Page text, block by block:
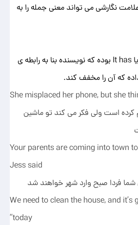
نگارشی می تواند معنی جمله را به
این لغت در اصل It isو یا It has بوده که نویسنده بنا به رابطه ی
که آن را مخفف کند.
She misplaced her phone, but she
کرده است ولی فکر می کند تو ماشین
“Your parents are coming into town
Jess said
فردا صبح وارد شهر خواهند شد
“We need to clean the house, and
today”